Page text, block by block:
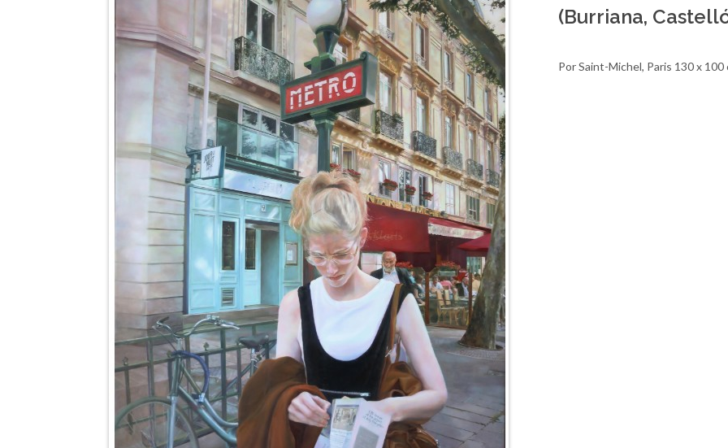
(Burriana,
Por Saint-Michel, Paris 130 x 100